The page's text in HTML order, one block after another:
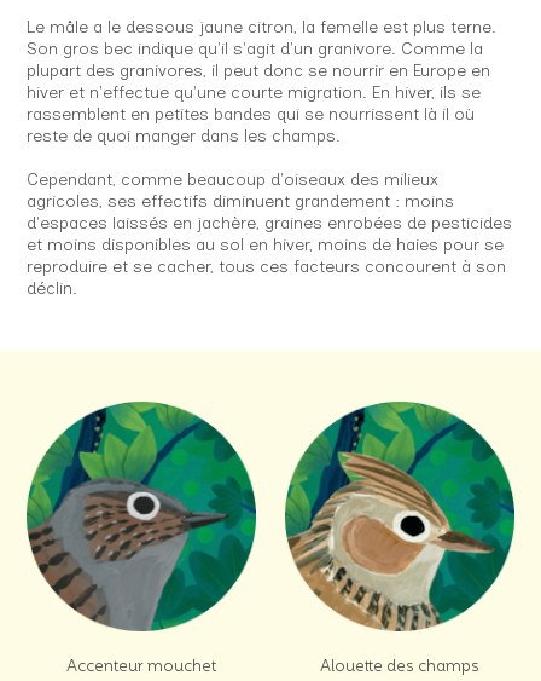
Le mâle a le dessous jaune citron, la femelle est plus terne.
Son gros bec indique qu'il s'agit d'un granivore. Comme la
plupart des granivores, il peut donc se nourrir en Europe en
hiver et n'effectue qu'une courte migration. En hiver, ils se
rassemblent en petites bandes qui se nourrissent là il où
reste de quoi manger dans les champs.
Cependant, comme beaucoup d'oiseaux des milieux
agricoles, ses effectifs diminuent grandement : moins
d'espaces laissés en jachère, graines enrobées de pesticides
et moins disponibles au sol en hiver, moins de haies pour se
reproduire et se cacher, tous ces facteurs concourent à son
déclin.
Accenteur mouchet Alouette des champs